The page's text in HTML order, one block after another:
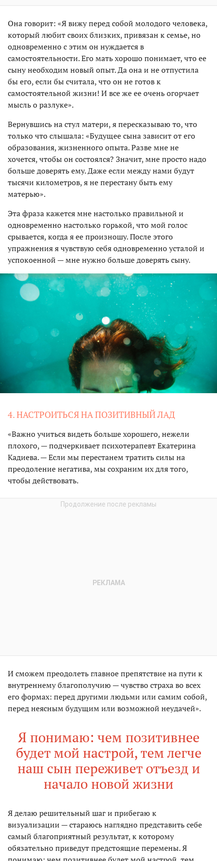
Она говорит: «Я вижу перед собой молодого человека,
который любит своих близких, привязан к семье, но
одновременно с этим он нуждается в
самостоятельности. Его мать хорошо понимает, что ее
сыну необходим новый опыт. Да она и не отпустила
бы его, если бы считала, что он не готов к
самостоятельной жизни! И все же ее очень огорчает
мысль о разлуке».
Вернувшись на стул матери, я пересказываю то, что
только что слышала: «Будущее сына зависит от его
образования, жизненного опыта. Разве мне не
хочется, чтобы он состоялся? Значит, мне просто надо
больше доверять ему. Даже если между нами будут
тысячи километров, я не перестану быть ему
матерью».
Эта фраза кажется мне настолько правильной и
одновременно настолько горькой, что мой голос
срывается, когда я ее произношу. После этого
упражнения я чувствую себя одновременно усталой и
успокоенной — мне нужно больше доверять сыну.
4. НАСТРОИТЬСЯ НА ПОЗИТИВНЫЙ ЛАД
«Важно учиться видеть больше хорошего, нежели
плохого, — подчеркивает психотерапевт Екатерина
Кадиева. — Если мы перестанем тратить силы на
преодоление негатива, мы сохраним их для того,
чтобы действовать.
И сможем преодолеть главное препятствие на пути к
внутреннему благополучию — чувство страха во всех
его формах: перед другими людьми или самим собой,
перед неясным будущим или возможной неудачей».
Я понимаю: чем позитивнее
будет мой настрой, тем легче
наш сын переживет отъезд и
начало новой жизни
Я делаю решительный шаг и прибегаю к
визуализации — стараюсь наглядно представить себе
самый благоприятный результат, к которому
обязательно приведут предстоящие перемены. Я